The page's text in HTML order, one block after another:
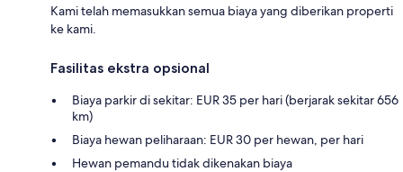
Kami telah memasukkan semua biaya yang diberikan properti
ke kami.
Fasilitas ekstra opsional
Biaya parkir di sekitar: EUR 35 per hari (berjarak sekitar 656
km)
Biaya hewan peliharaan: EUR 30 per hewan, per hari
Hewan pemandu tidak dikenakan biaya